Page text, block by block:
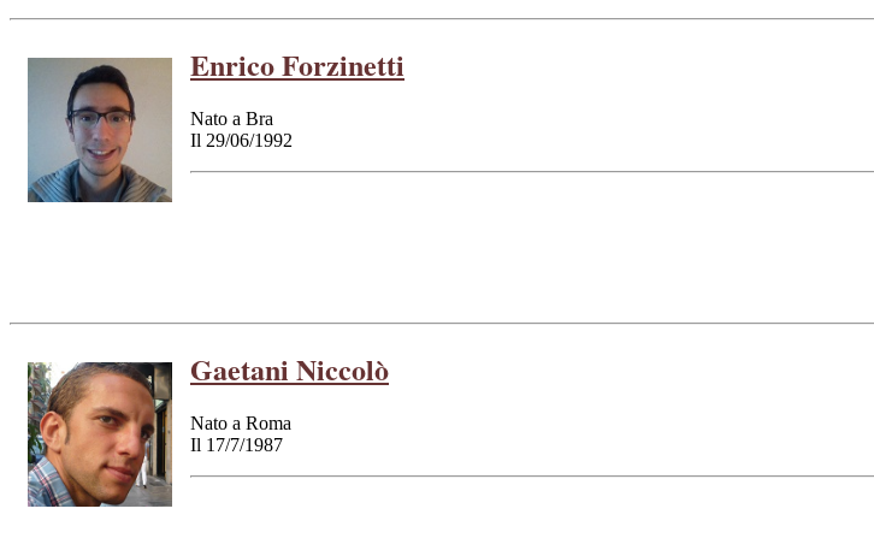
Enrico Forzinetti
Nato a Bra
Il 29/06/1992
Gaetani Niccolò
Nato a Roma
Il 17/7/1987